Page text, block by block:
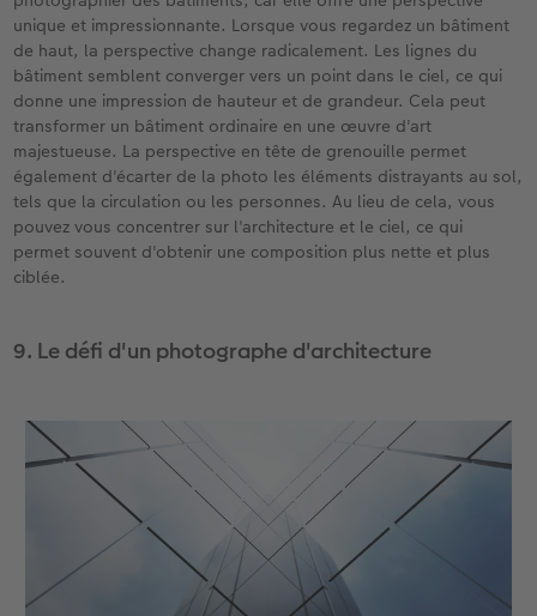
unique et impressionnante. Lorsque vous regardez un bâtiment
de haut, la perspective change radicalement. Les lignes du
bâtiment semblent converger vers un point dans le ciel, ce qui
donne une impression de hauteur et de grandeur. Cela peut
transformer un bâtiment ordinaire en une œuvre d'art
majestueuse. La perspective en tête de grenouille permet
également d'écarter de la photo les éléments distrayants au sol,
tels que la circulation ou les personnes. Au lieu de cela, vous
pouvez vous concentrer sur l'architecture et le ciel, ce qui
permet souvent d'obtenir une composition plus nette et plus
ciblée.
9. Le défi d'un photographe d'architecture